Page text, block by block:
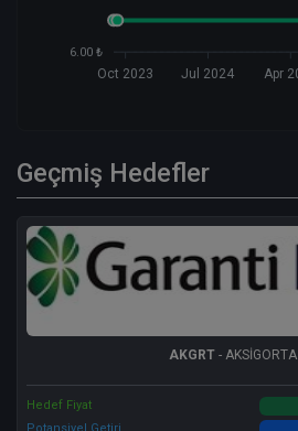
6.00 ₺
Oct 2023 Jul 2024 Apr
Geçmiş Hedefler
AKGRT -
Hedef Fiyat
Potansiyel Getiri